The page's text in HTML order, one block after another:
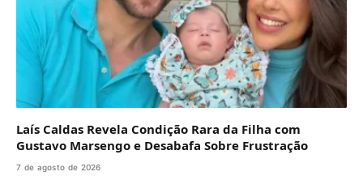
Laís Caldas Revela Condição Rara da Filha com
Gustavo Marsengo e Desabafa Sobre Frustração
7 de agosto de 2026